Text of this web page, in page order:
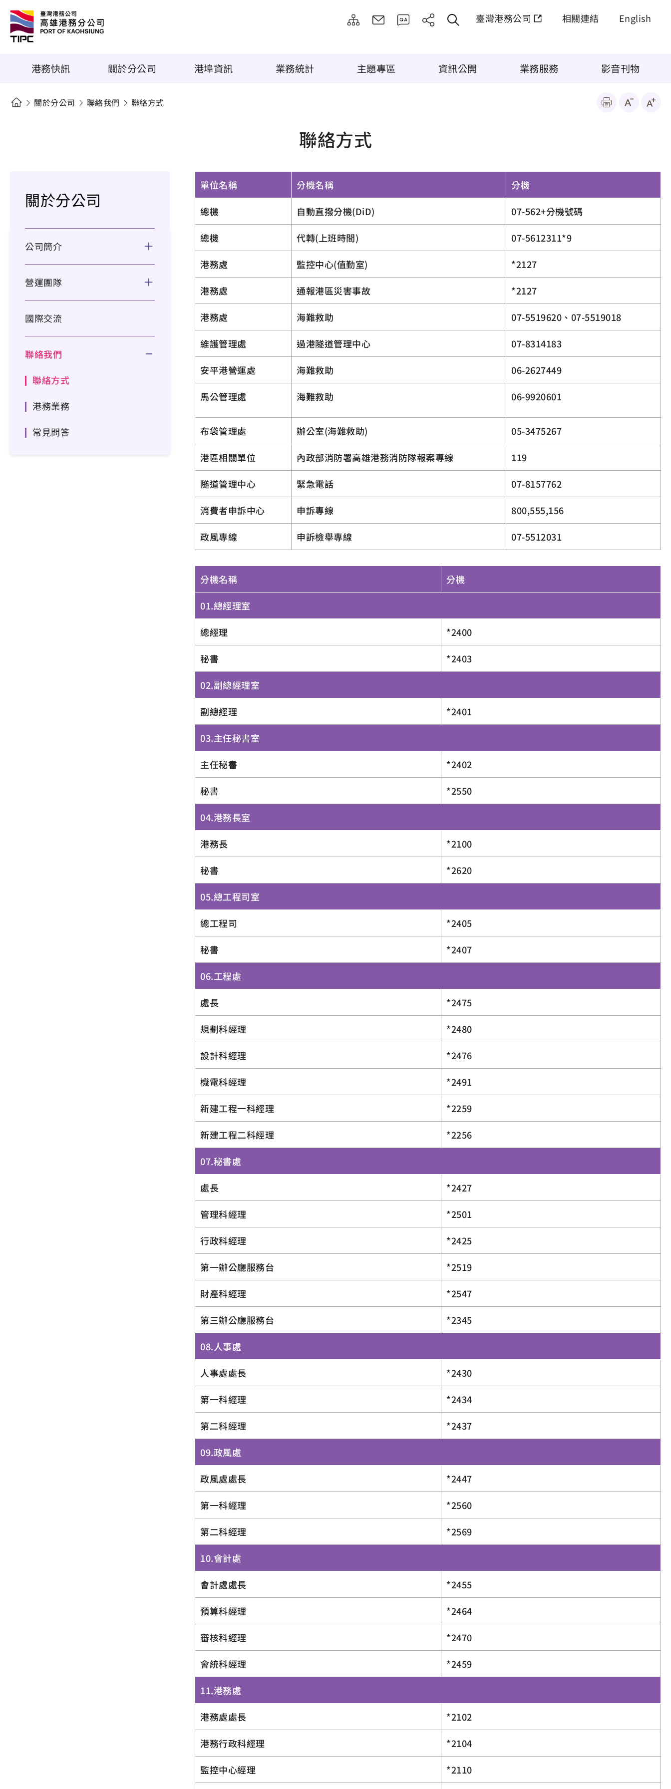
臺灣港務公司 相關連結 English
港務快訊 關於分公司 港埠資訊 業務統計 主題專區 資訊公開 業務服務 影音刊物
關於分公司 聯絡我們 聯絡方式
聯絡方式
關於分公司
公司簡介
營運團隊
國際交流
聯絡我們
聯絡方式
港務業務
常見問答
單位名稱 分機名稱 分機
總機 自動直撥分機(DiD) 07-562+分機號碼
總機 代轉(上班時間) 07-5612311*9
港務處 監控中心(值勤室) *2127
港務處 通報港區災害事故 *2127
港務處 海難救助 07-5519620、07-5519018
維護管理處 過港隧道管理中心 07-8314183
安平港營運處 海難救助 06-2627449
馬公管理處 海難救助 06-9920601
布袋管理處 辦公室(海難救助) 05-3475267
港區相關單位 內政部消防署高雄港務消防隊報案專線 119
隧道管理中心 緊急電話 07-8157762
消費者申訴中心 申訴專線 800,555,156
政風專線 申訴檢舉專線 07-5512031
分機名稱 分機
01.總經理室
總經理 *2400
秘書 *2403
02.副總經理室
副總經理 *2401
03.主任秘書室
主任秘書 *2402
秘書 *2550
04.港務長室
港務長 *2100
秘書 *2620
05.總工程司室
總工程司 *2405
秘書 *2407
06.工程處
處長 *2475
規劃科經理 *2480
設計科經理 *2476
機電科經理 *2491
新建工程一科經理 *2259
新建工程二科經理 *2256
07.秘書處
處長 *2427
管理科經理 *2501
行政科經理 *2425
第一辦公廳服務台 *2519
財產科經理 *2547
第三辦公廳服務台 *2345
08.人事處
人事處處長 *2430
第一科經理 *2434
第二科經理 *2437
09.政風處
政風處處長 *2447
第一科經理 *2560
第二科經理 *2569
10.會計處
會計處處長 *2455
預算科經理 *2464
審核科經理 *2470
會統科經理 *2459
11.港務處
港務處處長 *2102
港務行政科經理 *2104
監控中心經理 *2110